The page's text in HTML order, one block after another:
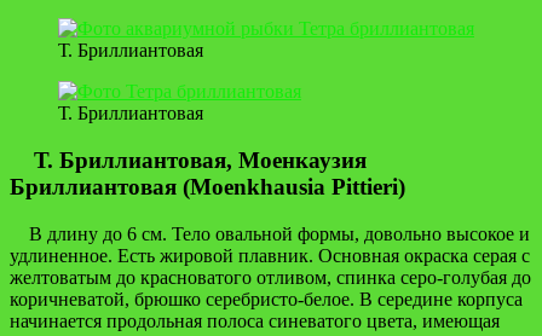
Т. Бриллиантовая
Т. Бриллиантовая
Т. Бриллиантовая, Моенкаузия
Бриллиантовая (Moenkhausia Pittieri)
В длину до 6 см. Тело овальной формы, довольно высокое и
удлиненное. Есть жировой плавник. Основная окраска серая с
желтоватым до красноватого отливом, спинка серо-голубая до
коричневатой, брюшко серебристо-белое. В середине корпуса
начинается продольная полоса синеватого цвета, имеющая